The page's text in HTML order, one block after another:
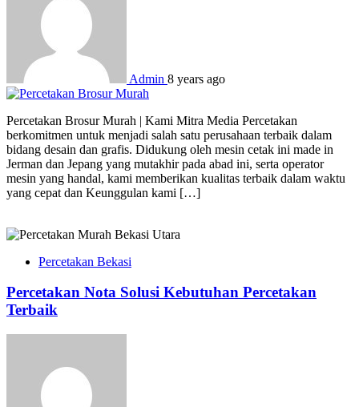
Admin 8 years ago
Percetakan Brosur Murah | Kami Mitra Media Percetakan
berkomitmen untuk menjadi salah satu perusahaan terbaik dalam
bidang desain dan grafis. Didukung oleh mesin cetak ini made in
Jerman dan Jepang yang mutakhir pada abad ini, serta operator
mesin yang handal, kami memberikan kualitas terbaik dalam waktu
yang cepat dan Keunggulan kami […]
Percetakan Bekasi
Percetakan Nota Solusi Kebutuhan Percetakan
Terbaik